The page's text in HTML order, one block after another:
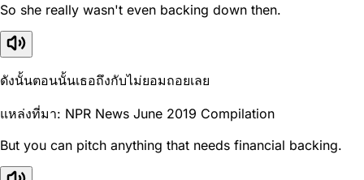
So she really wasn't even backing down then.
ดังนั้นตอนนั้นเธอถึงกับไม่ยอมถอยเลย
แหล่งที่มา: NPR News June 2019 Compilation
But you can pitch anything that needs financial backing.